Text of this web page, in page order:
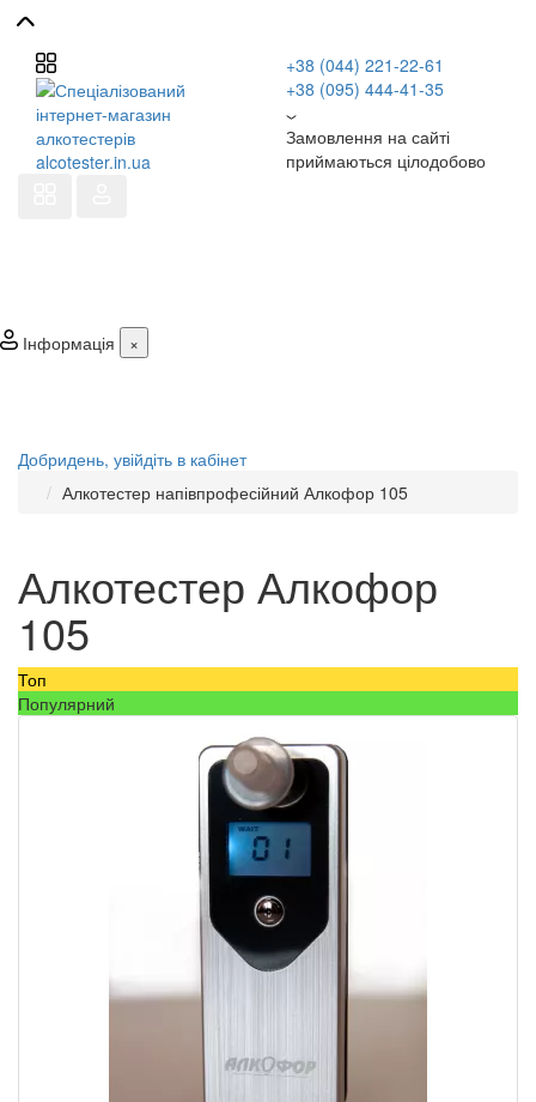
+38 (044) 221-22-61
+38 (095) 444-41-35
Замовлення на сайті
приймаються цілодобово
Інформація ×
Добридень, увійдіть в кабінет
Алкотестер напівпрофесійний Алкофор 105
Алкотестер Алкофор
105
Топ
Популярний